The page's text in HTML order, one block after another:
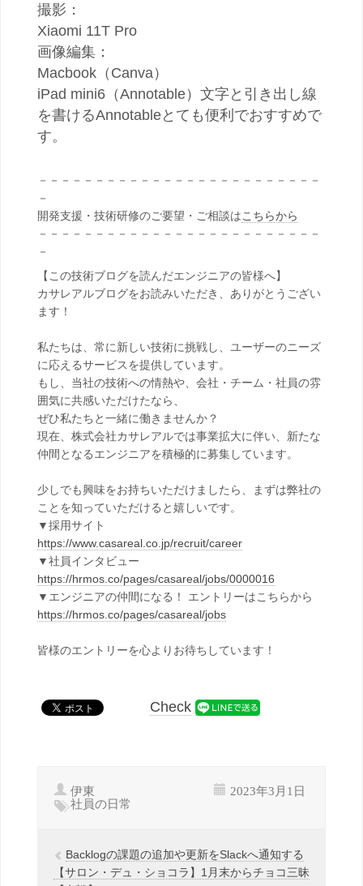
撮影：
Xiaomi 11T Pro
画像編集：
Macbook（Canva）
iPad mini6（Annotable）文字と引き出し線
を書けるAnnotableとても便利でおすすめで
す。
－－－－－－－－－－－－－－－－－－－－－－－－－
－
開発支援・技術研修のご要望・ご相談はこちらから
－－－－－－－－－－－－－－－－－－－－－－－－－
－
【この技術ブログを読んだエンジニアの皆様へ】
カサレアルブログをお読みいただき、ありがとうござい
ます！
私たちは、常に新しい技術に挑戦し、ユーザーのニーズ
に応えるサービスを提供しています。
もし、当社の技術への情熱や、会社・チーム・社員の雰
囲気に共感いただけたなら、
ぜひ私たちと一緒に働きませんか？
現在、株式会社カサレアルでは事業拡大に伴い、新たな
仲間となるエンジニアを積極的に募集しています。
少しでも興味をお持ちいただけましたら、まずは弊社の
ことを知っていただけると嬉しいです。
▼採用サイト
https://www.casareal.co.jp/recruit/career
▼社員インタビュー
https://hrmos.co/pages/casareal/jobs/0000016
▼エンジニアの仲間になる！ エントリーはこちらから
https://hrmos.co/pages/casareal/jobs
皆様のエントリーを心よりお待ちしています！
Check
伊東 2023年3月1日
社員の日常
Backlogの課題の追加や更新をSlackへ通知する
【サロン・デュ・ショコラ】1月末からチョコ三昧